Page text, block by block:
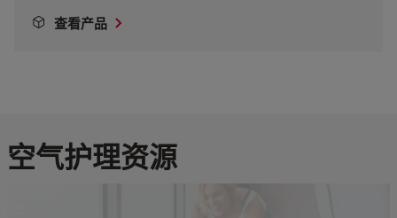
查看产品
空气护理资源